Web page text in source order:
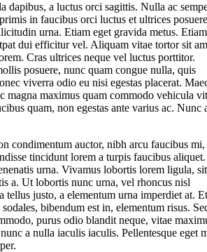
dapibus, a luctus orci sagittis. Nulla ac
in faucibus orci luctus et ultrices posuere
urna. Etiam eget gravida metus. Etiam
dui efficitur vel. Aliquam vitae tortor sit
Cras ultrices neque vel luctus porttitor.
posuere, nunc quam congue nulla, quis
viverra odio eu nisi egestas placerat.
magna maximus quam commodo vehicula
quam, non egestas ante varius ac. Nunc
condimentum auctor, nibh arcu faucibus mi,
tincidunt lorem a turpis faucibus aliquet.
urna. Vivamus lobortis lorem ligula, sit
a. Ut lobortis nunc urna, vel rhoncus nisl
tellus justo, a elementum urna imperdiet at.
bibendum est in, elementum risus.
purus odio blandit neque, vitae
a nulla iaculis iaculis. Pellentesque eget